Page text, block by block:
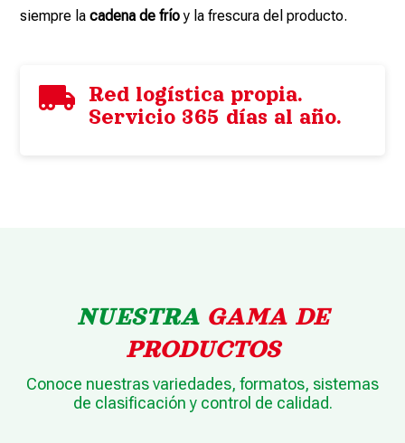
siempre lacadena de fríoy la frescura del producto.

Red logística propia.
Servicio 365 días al año.
NUESTRA GAMA DE
PRODUCTOS
Conoce nuestras variedades, formatos, sistemas
de clasificación y control de calidad.